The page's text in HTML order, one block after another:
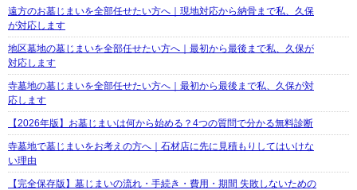
遠方のお墓じまいを全部任せたい方へ｜現地対応から納骨まで私、久保
が対応します
地区墓地の墓じまいを全部任せたい方へ｜最初から最後まで私、久保が
対応します
寺墓地の墓じまいを全部任せたい方へ｜最初から最後まで私、久保が対
応します
【2026年版】お墓じまいは何から始める？4つの質問で分かる無料診断
寺墓地で墓じまいをお考えの方へ｜石材店に先に見積もりしてはいけな
い理由
【完全保存版】墓じまいの流れ・手続き・費用・期間 失敗しないための